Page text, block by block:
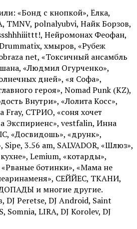
«Бонд с кнопкой», Ёлка,
TMNV, polnalyubvi, Найк Борзов,
Нейромонах Феофан,
хмыров, «Рубеж
net, «Токсичный ансамбль
«Людмил Огурченко»,
дней», «я Софа»,
героя», Nomad Punk (KZ),
Внутри», «Лолита Косс»,
Fray, СТРИО, «соня хочет
Экспириенс», vestfalin, Инна
«Досвидошь», «друнк»,
3.56 am, SALVADOR, «Шлюз»,
Lemium, «котарды»,
ботинки», «Мама не
СЕЙЙЕС, ТКАНИ,
и многие другие.
Peretse, DJ Android, Saint
Somnia, LIRA, DJ Korolev, DJ